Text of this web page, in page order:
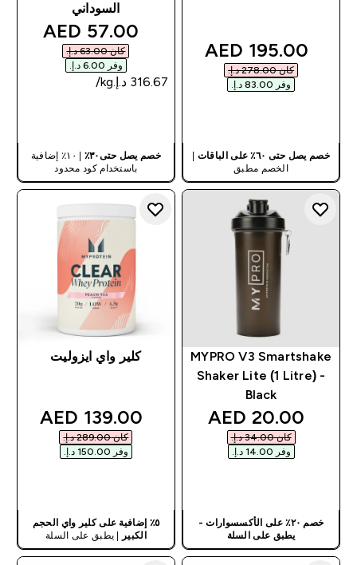
discounted price
195.00 AED‎
كان ‏278.00 د.إ.‏‎
وفر ‏83.00 د.إ.‏‎
خصم يصل حتى ٦٠٪ على الباقات
|
الخصم مطبق
السوداني
price
57.00 AED‎
كان ‏63.00 د.إ.‏‎
وفر ‏6.00 د.إ.‏‎
خصم يصل حتى٣٠٪
| ١٠٪ إضافية
باستخدام كود محدود
MYPRO V3 Smartshake
Shaker Lite (1 Litre) -
Black
discounted price
20.00 AED‎
كان ‏34.00 د.إ.‏‎
وفر ‏14.00 د.إ.‏‎
خصم ٢٠٪ على الأكسسوارات -
يطبق على السلة
كلير واي ايزوليت
price
139.00 AED‎
كان ‏289.00 د.إ.‏‎
وفر ‏150.00 د.إ.‏‎
٥٪ إضافية على كلير واي الحجم
الكبير | يطبق على السلة